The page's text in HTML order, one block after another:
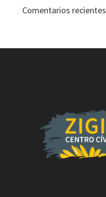
Comentarios recientes